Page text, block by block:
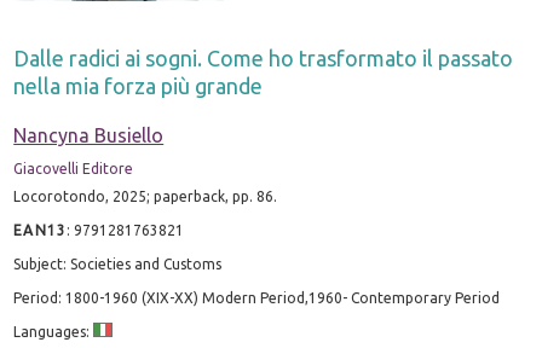
Dalle radici ai sogni. Come ho trasformato il passato
nella mia forza più grande
Nancyna Busiello
Giacovelli Editore
Locorotondo, 2025; paperback, pp. 86.
EAN13 :9791281763821
Subject: Societies and Customs
Period: 1800-1960 (XIX-XX) Modern Period,1960- Contemporary Period
Languages: